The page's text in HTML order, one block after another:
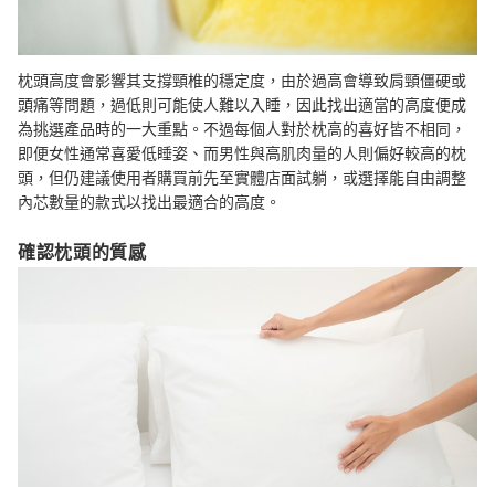
枕頭高度會影響其支撐頸椎的穩定度，由於過高會導致肩頸僵硬或
頭痛等問題，過低則可能使人難以入睡，因此找出適當的高度便成
為挑選產品時的一大重點。不過每個人對於枕高的喜好皆不相同，
即便女性通常喜愛低睡姿、而男性與高肌肉量的人則偏好較高的枕
頭，但仍建議使用者購買前先至實體店面試躺，或選擇能自由調整
內芯數量的款式以找出最適合的高度。
確認枕頭的質感